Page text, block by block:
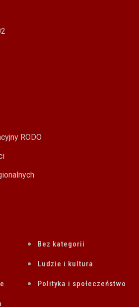
RODO
Bez kategorii
Ludzie i kultura
Polityka i społeczeństwo